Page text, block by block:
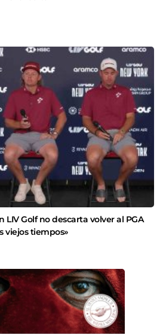
Golf no descarta volver al PGA
viejos tiempos»